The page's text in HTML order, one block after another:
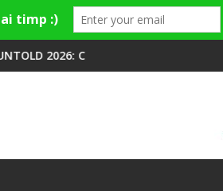
capsulă lansate cu Gina, Smiley